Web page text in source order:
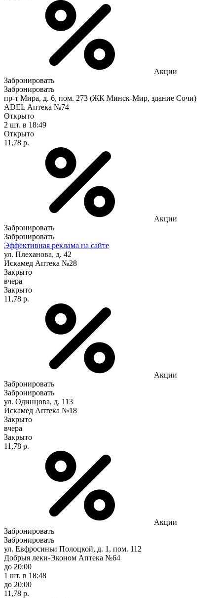
Акции
Забронировать
Забронировать
пр-т Мира, д. 6, пом. 273 (ЖК Минск-Мир, здание Сочи)
ADEL Аптека №74
Открыто
2 шт. в 18:49
Открыто
11,78 р.
Акции
Забронировать
Забронировать
Эффективная реклама на сайте
ул. Плеханова, д. 42
Искамед Аптека №28
Закрыто
вчера
Закрыто
11,78 р.
Акции
Забронировать
Забронировать
ул. Одинцова, д. 113
Искамед Аптека №18
Закрыто
вчера
Закрыто
11,78 р.
Акции
Забронировать
Забронировать
ул. Евфросиньи Полоцкой, д. 1, пом. 112
Добрыя леки-Эконом Аптека №64
до 20:00
1 шт. в 18:48
до 20:00
11,78 р.